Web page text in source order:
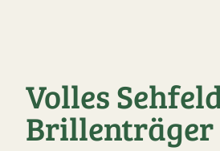
Volles
Brillenträger